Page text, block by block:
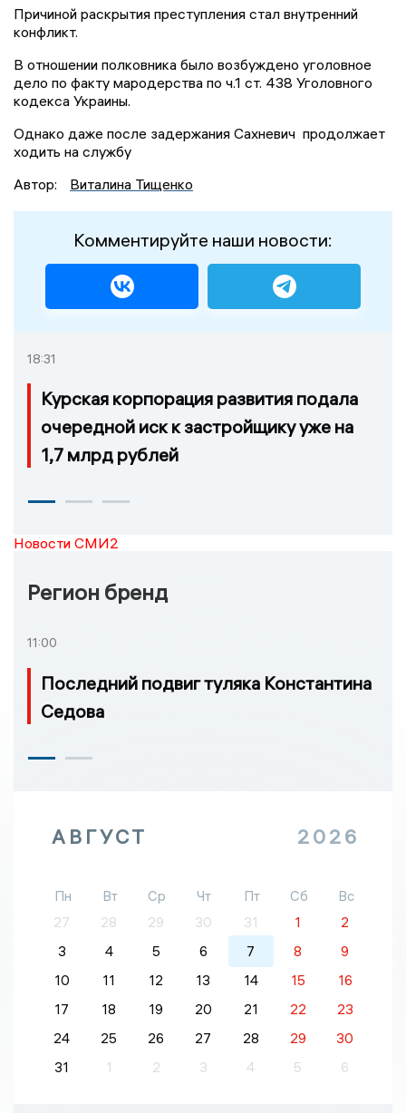
Причиной раскрытия преступления стал внутренний
конфликт.
В отношении полковника было возбуждено уголовное
дело по факту мародерства по ч.1 ст. 438 Уголовного
кодекса Украины.
Однако даже после задержания Сахневич продолжает
ходить на службу
Автор:
Виталина Тищенко
Комментируйте наши новости:
18:31
Курская корпорация развития подала
очередной иск к застройщику уже на
1,7 млрд рублей
Новости СМИ2
Регион бренд
11:00
Последний подвиг туляка Константина
Седова
АВГУСТ 2026
Пн Вт Ср Чт Пт Сб
Вс
27
28 29 30 31 1
2
3
4 5 6 7 8
9
10
11 12 13 14 15
16
17
18 19 20 21 22
23
24
25 26 27 28 29
30
31
1 2 3 4 5 6